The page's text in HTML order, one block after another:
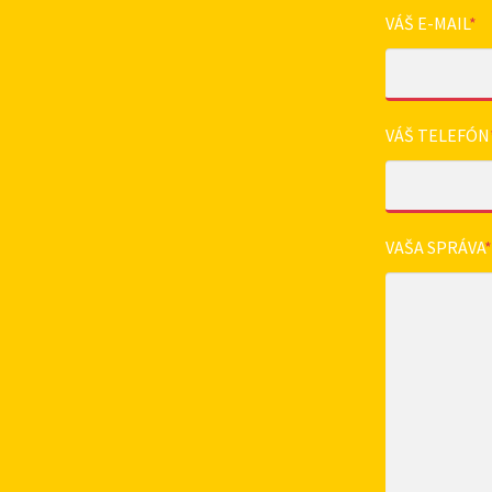
VÁŠ E-MAIL*
VÁŠ TELEFÓN
VAŠA SPRÁVA*